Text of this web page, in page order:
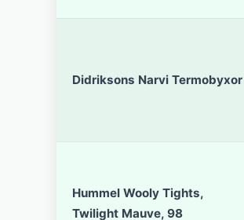
Didriksons Narvi Termobyxor
Hummel Wooly Tights,
Twilight Mauve, 98